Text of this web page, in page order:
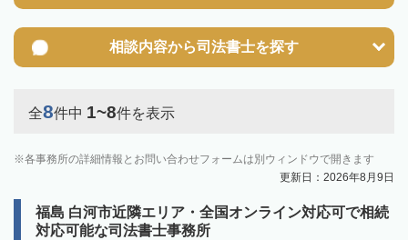
相談内容から司法書士を探す
全8件中 1~8件を表示
各事務所の詳細情報とお問い合わせフォームは別ウィンドウで開きます
更新日：2026年8月9日
福島 白河市近隣エリア・全国オンライン対応可で相続
対応可能な司法書士事務所